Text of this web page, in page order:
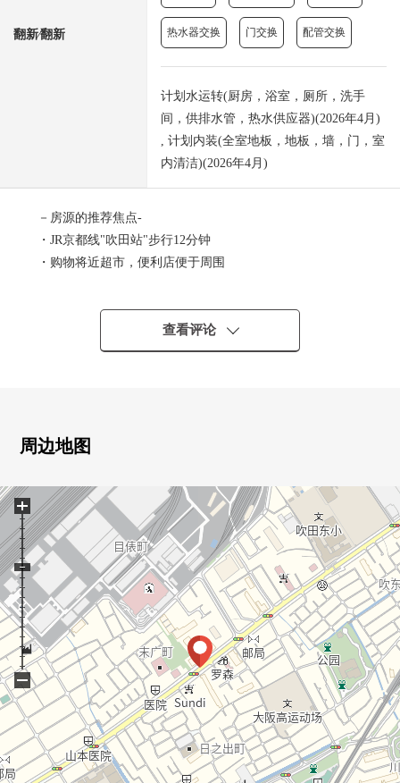
翻新⁄翻新 热水器交换 门交换 配管交换
计划水运转(厨房，浴室，厕所，洗手
间，供排水管，热水供应器)(2026年4月)
, 计划内装(全室地板，地板，墙，门，室
内清洁)(2026年4月)
－房源的推荐焦点-
・JR京都线"吹田站"步行12分钟
・购物将近超市，便利店便于周围
・到底能和西式房间使用约13.6张塌塌米LDK
・向东南有约5.4张塌塌米西式房间，光照良好
・有步入式衣帽间
查看评论
周边地图
+
−